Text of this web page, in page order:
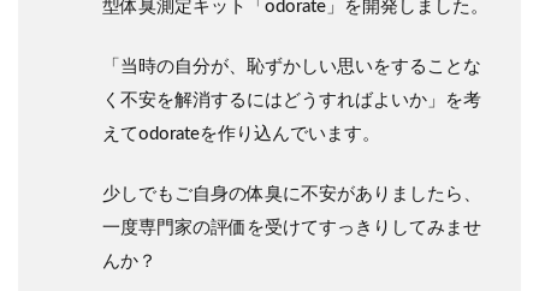
型体臭測定キット「odorate」を開発しました。
「当時の自分が、恥ずかしい思いをすることな
く不安を解消するにはどうすればよいか」を考
えてodorateを作り込んでいます。
少しでもご自身の体臭に不安がありましたら、
一度専門家の評価を受けてすっきりしてみませ
んか？